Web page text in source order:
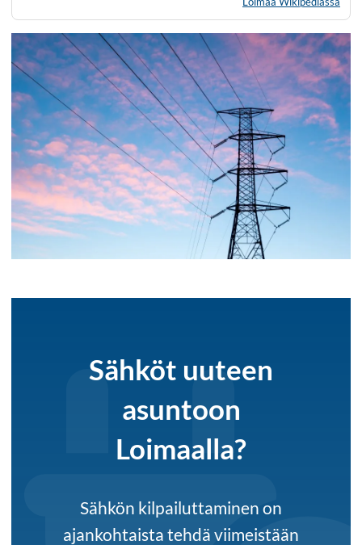
Sähköt uuteen
asuntoon
Loimaalla?
Sähkön kilpailuttaminen on
ajankohtaista tehdä viimeistään